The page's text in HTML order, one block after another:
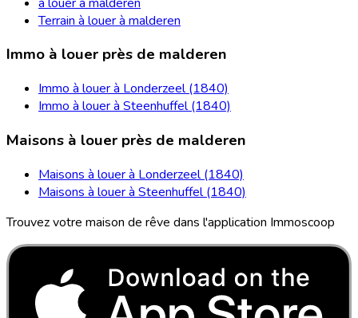
Terrain à louer à malderen
Immo à louer près de malderen
Immo à louer à Londerzeel (1840)
Immo à louer à Steenhuffel (1840)
Maisons à louer près de malderen
Maisons à louer à Londerzeel (1840)
Maisons à louer à Steenhuffel (1840)
Trouvez votre maison de rêve dans l'application Immoscoop